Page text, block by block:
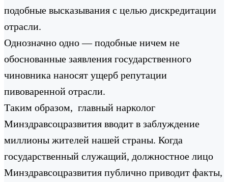
подобные высказывания с целью дискредитации
отрасли.
Однозначно одно — подобные ничем не
обоснованные заявления государственного
чиновника наносят ущерб репутации
пивоваренной отрасли.
Таким образом, главный нарколог
Минздравсоцразвития вводит в заблуждение
миллионы жителей нашей страны. Когда
государственный служащий, должностное лицо
Минздравсоцразвития публично приводит факты,